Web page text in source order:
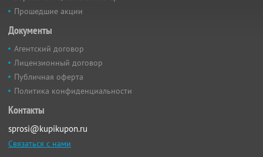
Прошедшие акции
Документы
Агентский договор
Лицензионный договор
Публичная оферта
Политика конфиденциальности
Контакты
sprosi@kupikupon.ru
Связаться с нами